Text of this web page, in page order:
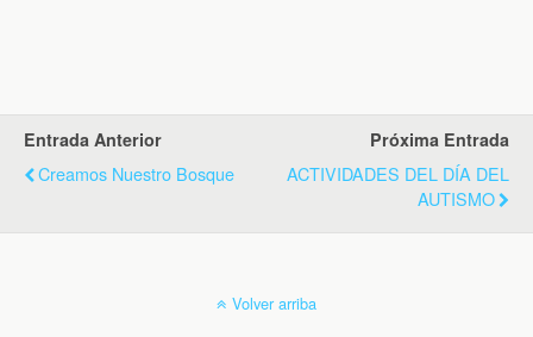
Entrada Anterior
Creamos Nuestro Bosque
Próxima Entrada
ACTIVIDADES DEL DÍA DEL
AUTISMO
Volver arriba